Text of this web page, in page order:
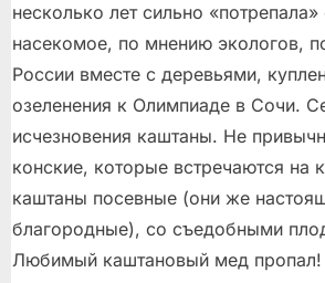
несколько лет сильно
насекомое, по мнению экологов,
России вместе с деревьями,
озеленения к Олимпиаде в Сочи.
исчезновения каштаны. Не
конские, которые встречаются на
каштаны посевные (они же
благородные), со съедобными
Любимый каштановый мед пропал!